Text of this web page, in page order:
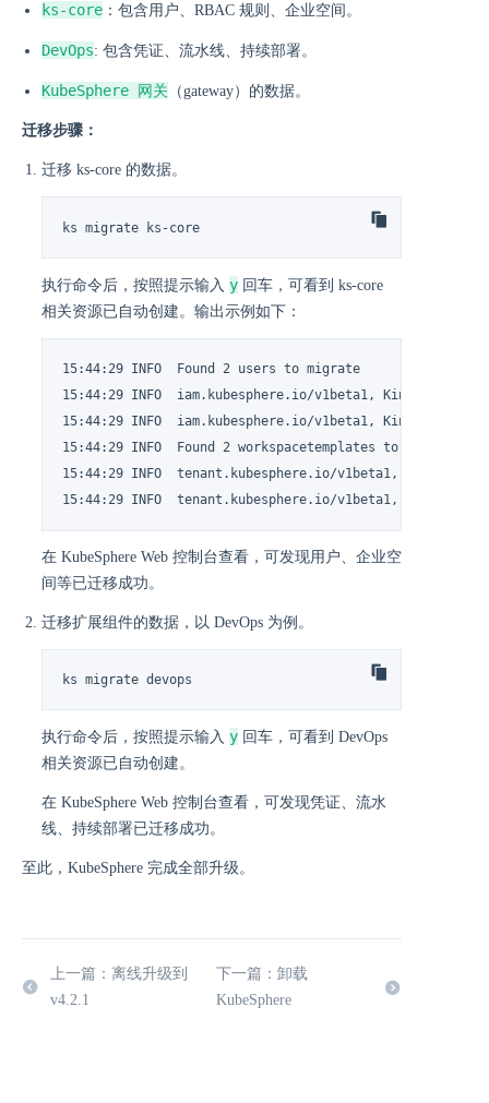
ks-core ：包含用户、RBAC 规则、企业空间。
DevOps: 包含凭证、流水线、持续部署。
KubeSphere 网关 （gateway）的数据。
迁移步骤：
迁移 ks-core 的数据。
ks migrate ks-core
执行命令后，按照提示输入 y 回车，可看到 ks-core
相关资源已自动创建。输出示例如下：
15:44:29 INFO  Found 2 users to migrate
15:44:29 INFO  iam.kubesphere.io/v1beta1, Kind=User/
15:44:29 INFO  iam.kubesphere.io/v1beta1, Kind=User/
15:44:29 INFO  Found 2 workspacetemplates to migrate
15:44:29 INFO  tenant.kubesphere.io/v1beta1,
15:44:29 INFO  tenant.kubesphere.io/v1beta1,
在 KubeSphere Web 控制台查看，可发现用户、企业空
间等已迁移成功。
迁移扩展组件的数据，以 DevOps 为例。
ks migrate devops
执行命令后，按照提示输入 y 回车，可看到 DevOps
相关资源已自动创建。
在 KubeSphere Web 控制台查看，可发现凭证、流水
线、持续部署已迁移成功。
至此，KubeSphere 完成全部升级。
上一篇：离线升级到
v4.2.1
下一篇：卸载
KubeSphere